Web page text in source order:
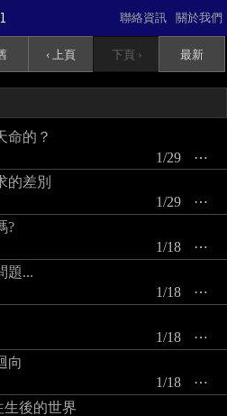
關於我們
聯絡資訊
‹ 上頁 下頁 › 最新
命的？
⋯
1/29
的差別
⋯
1/29
?
⋯
1/18
題...
⋯
1/18
⋯
1/18
向
⋯
1/18
生後的世界